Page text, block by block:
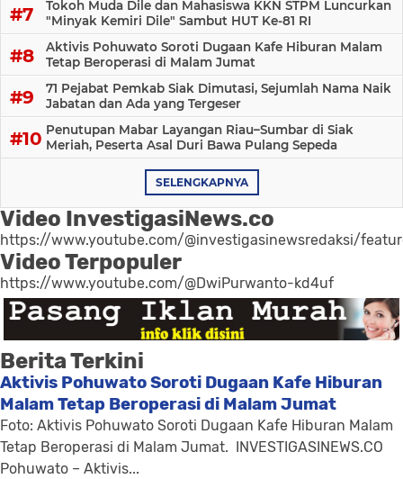
Tokoh Muda Dile dan Mahasiswa KKN STPM Luncurkan
"Minyak Kemiri Dile" Sambut HUT Ke-81 RI
Aktivis Pohuwato Soroti Dugaan Kafe Hiburan Malam
Tetap Beroperasi di Malam Jumat
71 Pejabat Pemkab Siak Dimutasi, Sejumlah Nama Naik
Jabatan dan Ada yang Tergeser
Penutupan Mabar Layangan Riau–Sumbar di Siak
Meriah, Peserta Asal Duri Bawa Pulang Sepeda
SELENGKAPNYA
Video InvestigasiNews.co
https://www.youtube.com/@investigasinewsredaksi/
Video Terpopuler
https://www.youtube.com/@DwiPurwanto-kd4uf
Berita Terkini
Aktivis Pohuwato Soroti Dugaan Kafe Hiburan
Malam Tetap Beroperasi di Malam Jumat
Foto: Aktivis Pohuwato Soroti Dugaan Kafe Hiburan Malam
Tetap Beroperasi di Malam Jumat. INVESTIGASINEWS.CO
Pohuwato – Aktivis...